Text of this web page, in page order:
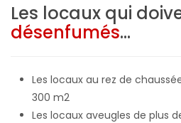
Les locaux qui
désenfumés...
Les locaux au rez de
300 m2
Les locaux aveugles de plus